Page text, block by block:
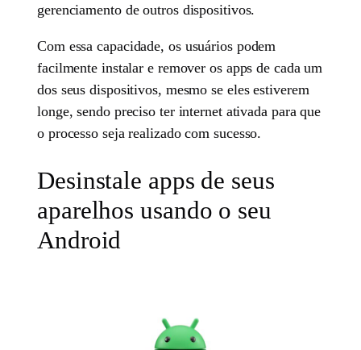
gerenciamento de outros dispositivos.
Com essa capacidade, os usuários podem
facilmente instalar e remover os apps de cada um
dos seus dispositivos, mesmo se eles estiverem
longe, sendo preciso ter internet ativada para que
o processo seja realizado com sucesso.
Desinstale apps de seus
aparelhos usando o seu
Android